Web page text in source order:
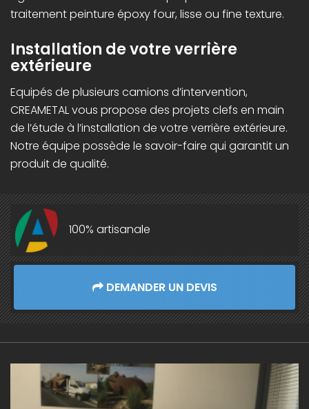
traitement peinture époxy four, lisse ou fine texture.
Installation de votre verrière
extérieure
Equipés de plusieurs camions d’intervention,
CREAMETAL vous propose des projets clefs en main
de l’étude à l’installation de votre verrière extérieure.
Notre équipe possède le savoir-faire qui garantit un
produit de qualité.
100% artisanale
DEMANDER UN DEVIS